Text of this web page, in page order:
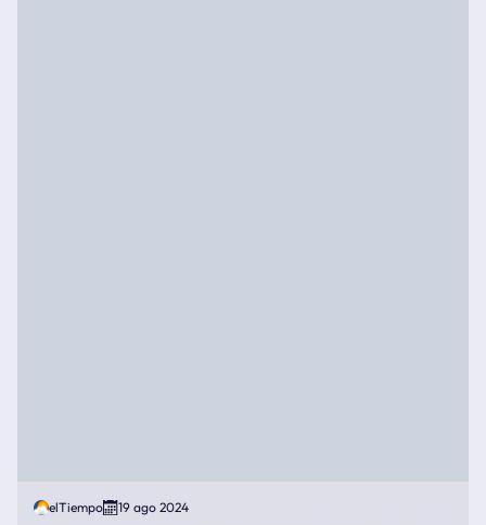
elTiempo 19 ago 2024